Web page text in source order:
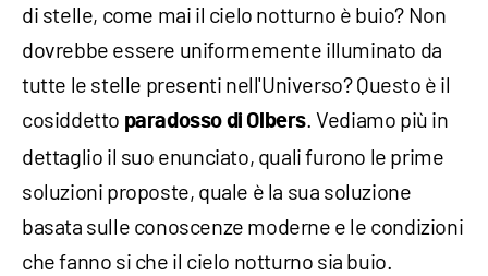
di stelle, come mai il cielo notturno è buio? Non
dovrebbe essere uniformemente illuminato da
tutte le stelle presenti nell'Universo? Questo è il
cosiddetto paradosso di Olbers. Vediamo più in
dettaglio il suo enunciato, quali furono le prime
soluzioni proposte, quale è la sua soluzione
basata sulle conoscenze moderne e le condizioni
che fanno si che il cielo notturno sia buio.